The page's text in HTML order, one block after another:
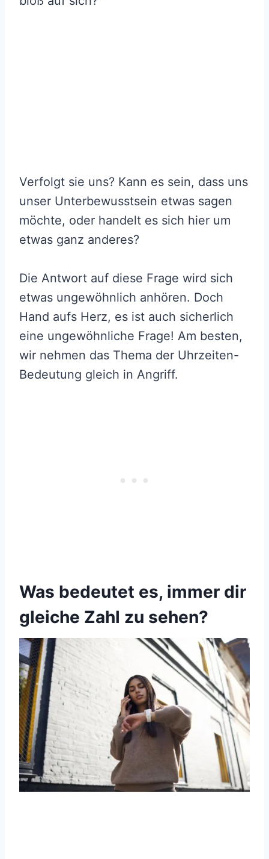
Verfolgt sie uns? Kann es sein, dass uns
unser Unterbewusstsein etwas sagen
möchte, oder handelt es sich hier um
etwas ganz anderes?
Die Antwort auf diese Frage wird sich
etwas ungewöhnlich anhören. Doch
Hand aufs Herz, es ist auch sicherlich
eine ungewöhnliche Frage! Am besten,
wir nehmen das Thema der Uhrzeiten-
Bedeutung gleich in Angriff.
Was bedeutet es, immer dir
gleiche Zahl zu sehen?